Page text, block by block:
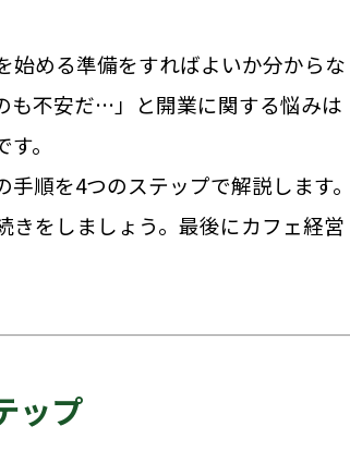
始める準備をすればよいか分からな
も不安だ…」と開業に関する悩みは
。
順を4つのステップで解説します。
きをしましょう。最後にカフェ経営
ップ